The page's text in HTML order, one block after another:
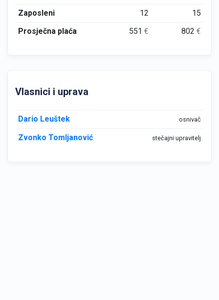
Zaposleni
12
15
Prosječna plaća
551€ 802€
Vlasnici i uprava
Dario Leuštek osnivač
Zvonko Tomljanović stečajni upravitelj